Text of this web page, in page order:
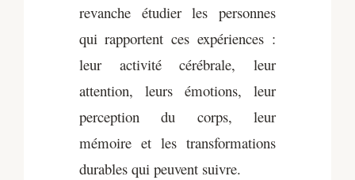
revanche étudier les personnes
qui rapportent ces expériences :
leur activité cérébrale, leur
attention, leurs émotions, leur
perception du corps, leur
mémoire et les transformations
durables qui peuvent suivre.